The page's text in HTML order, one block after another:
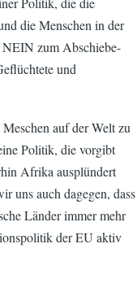
die Menschen in der
NEIN zum Abschiebe-
und
auf der Welt zu
Politik, die vorgibt
Afrika ausplündert
uns auch dagegen, dass
Länder immer mehr
der EU aktiv